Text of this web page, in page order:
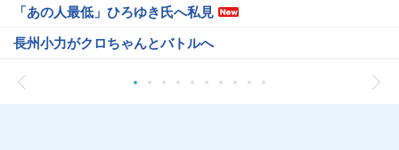
「あの人最低」ひろゆき氏へ私見
長州小力がクロちゃんとバトルへ